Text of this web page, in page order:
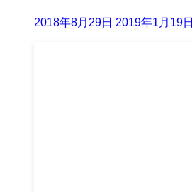
2018年8月29日 2019年1月19日